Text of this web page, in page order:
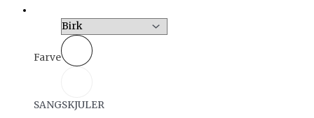
Farve
SANGSKJULER